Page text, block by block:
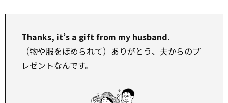
Thanks, it’s a gift from my husband.
（物や服をほめられて）ありがとう、夫からのプ
レゼントなんです。